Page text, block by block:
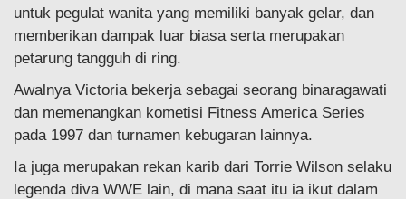
untuk pegulat wanita yang memiliki banyak gelar, dan
memberikan dampak luar biasa serta merupakan
petarung tangguh di ring.
Awalnya Victoria bekerja sebagai seorang binaragawati
dan memenangkan kometisi Fitness America Series
pada 1997 dan turnamen kebugaran lainnya.
Ia juga merupakan rekan karib dari Torrie Wilson selaku
legenda diva WWE lain, di mana saat itu ia ikut dalam